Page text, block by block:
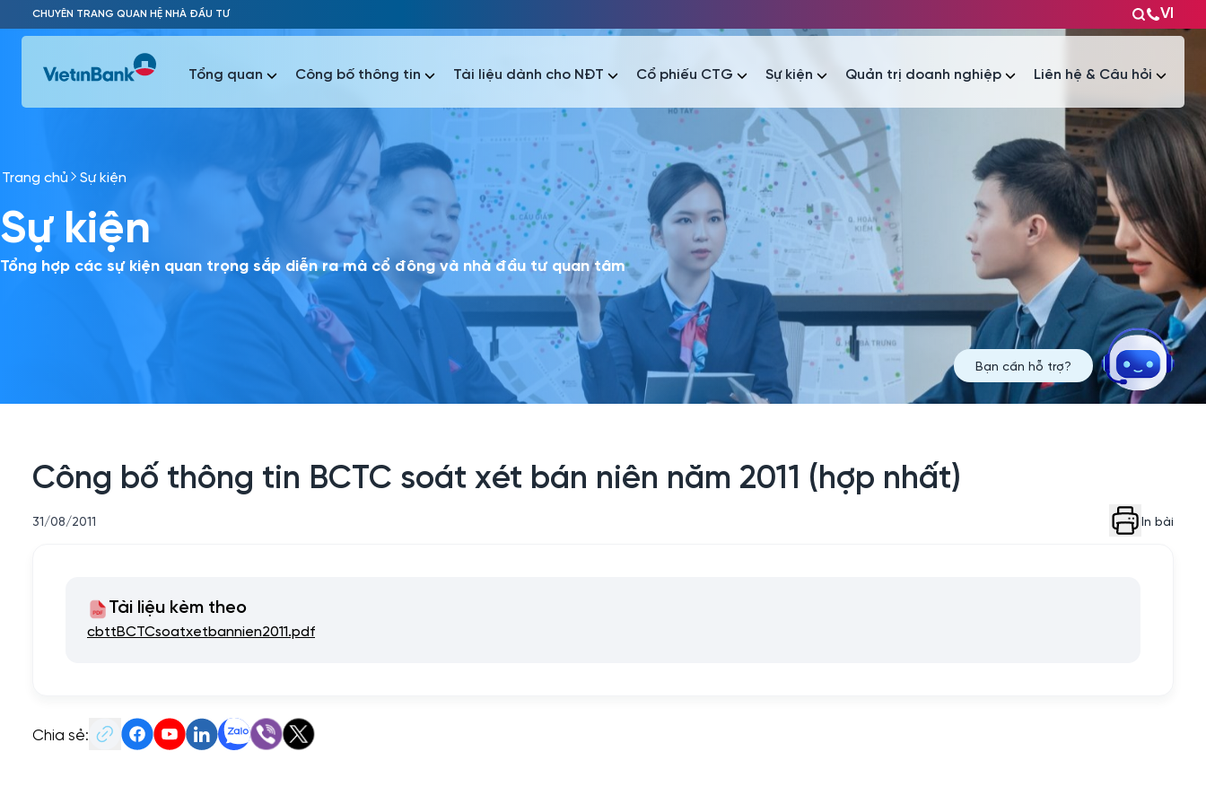
Skip to Main Content
CHUYÊN TRANG QUAN HỆ NHÀ ĐẦU TƯ VI
Phổ biến nhất
Báo cáo tài chính Thông tin giao dịch Công bố thông tin Sự kiện
Tổng quan Công bố thông tin Tài liệu dành cho NĐT Cổ phiếu CTG Sự kiện Quản trị doanh nghiệp Liên hệ & Câu hỏi
Phổ biến nhất
Thông tin giao dịch Công bố thông tin Tài liệu
Trang chủ Sự kiện
Sự kiện
Tổng hợp các sự kiện quan trọng sắp diễn ra mà cổ đông và nhà đầu tư quan tâm
Công bố thông tin BCTC soát xét bán niên năm 2011 (hợp nhất)
31/08/2011 In bài
Tài liệu kèm theo
cbttBCTCsoatxetbannien2011.pdf
Chia sẻ:
Bạn cần hỗ trợ?